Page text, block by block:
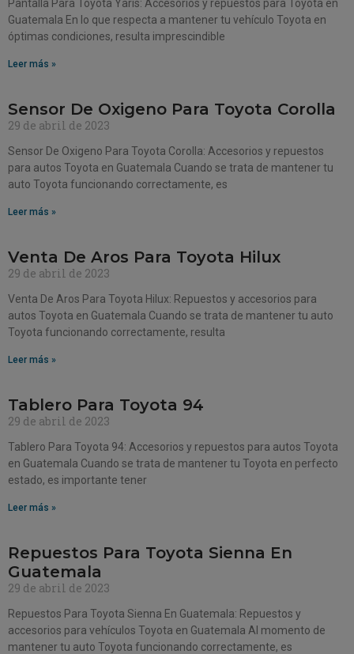
Pantalla Para Toyota Yaris: Accesorios y repuestos para Toyota en
Guatemala En lo que respecta a mantener tu vehículo Toyota en
óptimas condiciones, resulta imprescindible
Leer más »
Sensor De Oxigeno Para Toyota Corolla
29 de abril de 2023
Sensor De Oxigeno Para Toyota Corolla: Accesorios y repuestos
para autos Toyota en Guatemala Cuando se trata de mantener tu
auto Toyota funcionando correctamente, es
Leer más »
Venta De Aros Para Toyota Hilux
29 de abril de 2023
Venta De Aros Para Toyota Hilux: Repuestos y accesorios para
autos Toyota en Guatemala Cuando se trata de mantener tu auto
Toyota funcionando correctamente, resulta
Leer más »
Tablero Para Toyota 94
29 de abril de 2023
Tablero Para Toyota 94: Accesorios y repuestos para autos Toyota
en Guatemala Cuando se trata de mantener tu Toyota en perfecto
estado, es importante tener
Leer más »
Repuestos Para Toyota Sienna En
Guatemala
29 de abril de 2023
Repuestos Para Toyota Sienna En Guatemala: Repuestos y
accesorios para vehículos Toyota en Guatemala Al momento de
mantener tu auto Toyota funcionando correctamente, es